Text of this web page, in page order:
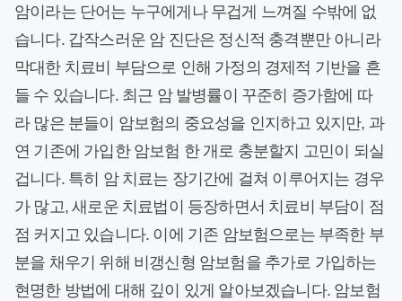
암이라는 단어는 누구에게나 무겁게 느껴질 수밖에 없
습니다. 갑작스러운 암 진단은 정신적 충격뿐만 아니라
막대한 치료비 부담으로 인해 가정의 경제적 기반을 흔
들 수 있습니다. 최근 암 발병률이 꾸준히 증가함에 따
라 많은 분들이 암보험의 중요성을 인지하고 있지만, 과
연 기존에 가입한 암보험 한 개로 충분할지 고민이 되실
겁니다. 특히 암 치료는 장기간에 걸쳐 이루어지는 경우
가 많고, 새로운 치료법이 등장하면서 치료비 부담이 점
점 커지고 있습니다. 이에 기존 암보험으로는 부족한 부
분을 채우기 위해 비갱신형 암보험을 추가로 가입하는
현명한 방법에 대해 깊이 있게 알아보겠습니다. 암보험